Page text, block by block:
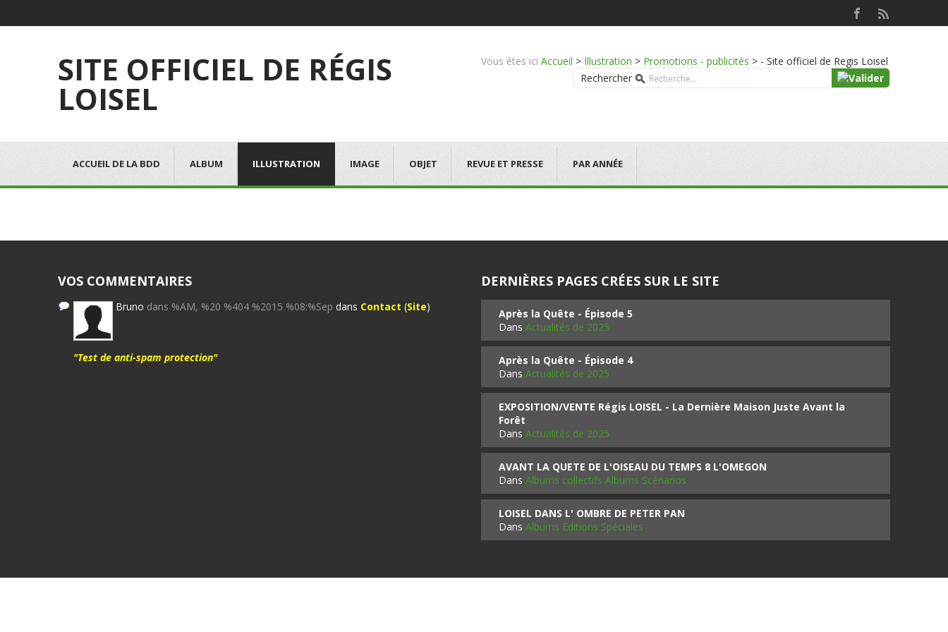
SITE OFFICIEL DE RÉGIS
LOISEL
Vous êtes ici Accueil > Illustration > Promotions - publicités > - Site officiel de Regis Loisel
Rechercher
ACCUEIL DE LA BDD ALBUM ILLUSTRATION IMAGE OBJET REVUE ET PRESSE PAR ANNÉE
VOS COMMENTAIRES
Bruno dans %AM, %20 %404 %2015 %08:%Sep dans Contact (Site)
"Test de anti-spam protection"
DERNIÈRES PAGES CRÉES SUR LE SITE
Après la Quête - Épisode 5
Dans Actualités de 2025
Après la Quête - Épisode 4
Dans Actualités de 2025
EXPOSITION/VENTE Régis LOISEL - La Dernière Maison Juste Avant la
Forêt
Dans Actualités de 2025
AVANT LA QUETE DE L'OISEAU DU TEMPS 8 L'OMEGON
Dans Albums collectifs Albums Scénarios
LOISEL DANS L' OMBRE DE PETER PAN
Dans Albums Editions Spéciales